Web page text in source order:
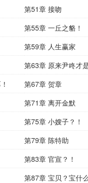
第51章 接吻
第55章 一丘之貉！
第59章 人生赢家
第63章 原来尹咚才
第67章 贺章
第71章 离开金默
第75章 小嫂子？！
第79章 陈特助
第83章 官宣？！
第87章 宝贝？宝什